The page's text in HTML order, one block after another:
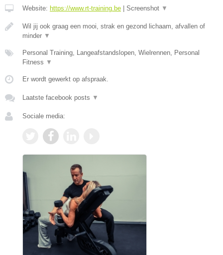
Website: https://www.rt-training.be Screenshot ▼
Wil jij ook graag een mooi, strak en gezond lichaam, afvallen of
minder ▼
Personal Training, Langeafstandslopen, Wielrennen, Personal
Fitness ▼
Er wordt gewerkt op afspraak.
Laatste facebook posts ▼
Sociale media: